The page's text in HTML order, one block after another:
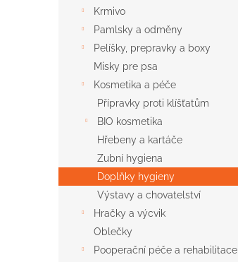
Krmivo
Pamlsky a odměny
Pelíšky, prepravky a boxy
Misky pre psa
Kosmetika a péče
Přípravky proti klíšťatům
BIO kosmetika
Hřebeny a kartáče
Zubní hygiena
Doplňky hygieny
Výstavy a chovatelství
Hračky a výcvik
Oblečky
Pooperační péče a rehabilitace